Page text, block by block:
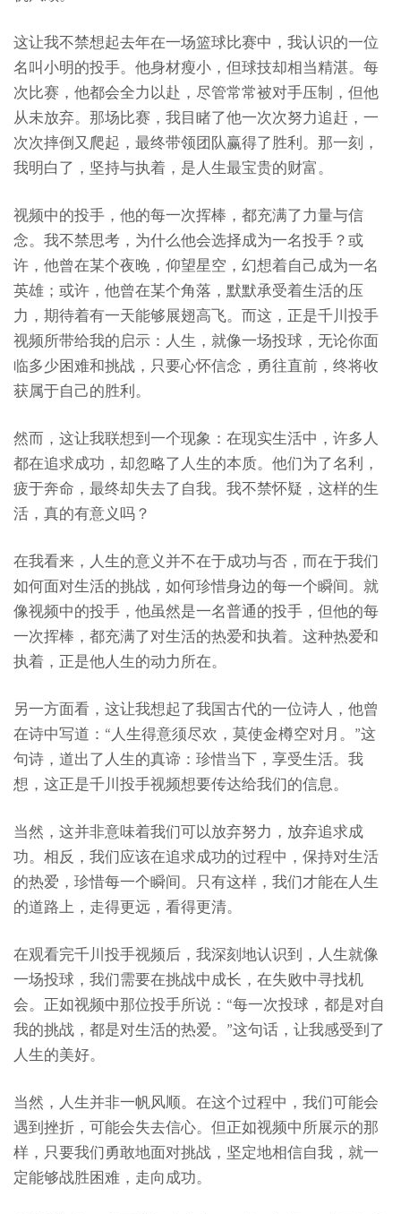
这让我不禁想起去年在一场篮球比赛中，我认识的一位
名叫小明的投手。他身材瘦小，但球技却相当精湛。每
次比赛，他都会全力以赴，尽管常常被对手压制，但他
从未放弃。那场比赛，我目睹了他一次次努力追赶，一
次次摔倒又爬起，最终带领团队赢得了胜利。那一刻，
我明白了，坚持与执着，是人生最宝贵的财富。
视频中的投手，他的每一次挥棒，都充满了力量与信
念。我不禁思考，为什么他会选择成为一名投手？或
许，他曾在某个夜晚，仰望星空，幻想着自己成为一名
英雄；或许，他曾在某个角落，默默承受着生活的压
力，期待着有一天能够展翅高飞。而这，正是千川投手
视频所带给我的启示：人生，就像一场投球，无论你面
临多少困难和挑战，只要心怀信念，勇往直前，终将收
获属于自己的胜利。
然而，这让我联想到一个现象：在现实生活中，许多人
都在追求成功，却忽略了人生的本质。他们为了名利，
疲于奔命，最终却失去了自我。我不禁怀疑，这样的生
活，真的有意义吗？
在我看来，人生的意义并不在于成功与否，而在于我们
如何面对生活的挑战，如何珍惜身边的每一个瞬间。就
像视频中的投手，他虽然是一名普通的投手，但他的每
一次挥棒，都充满了对生活的热爱和执着。这种热爱和
执着，正是他人生的动力所在。
另一方面看，这让我想起了我国古代的一位诗人，他曾
在诗中写道：“人生得意须尽欢，莫使金樽空对月。”这
句诗，道出了人生的真谛：珍惜当下，享受生活。我
想，这正是千川投手视频想要传达给我们的信息。
当然，这并非意味着我们可以放弃努力，放弃追求成
功。相反，我们应该在追求成功的过程中，保持对生活
的热爱，珍惜每一个瞬间。只有这样，我们才能在人生
的道路上，走得更远，看得更清。
在观看完千川投手视频后，我深刻地认识到，人生就像
一场投球，我们需要在挑战中成长，在失败中寻找机
会。正如视频中那位投手所说：“每一次投球，都是对自
我的挑战，都是对生活的热爱。”这句话，让我感受到了
人生的美好。
当然，人生并非一帆风顺。在这个过程中，我们可能会
遇到挫折，可能会失去信心。但正如视频中所展示的那
样，只要我们勇敢地面对挑战，坚定地相信自我，就一
定能够战胜困难，走向成功。